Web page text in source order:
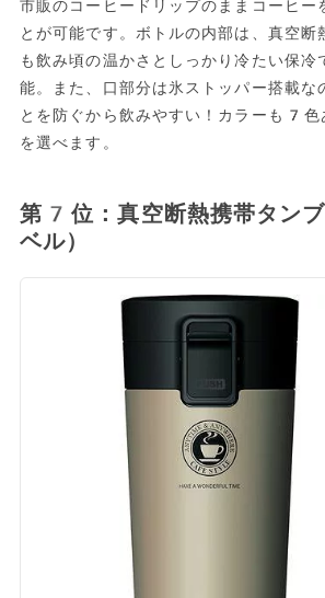
市販のコーヒードリップのままコーヒー
とが可能です。ボトルの内部は、真空断
も飲み頃の温かさとしっかり冷たい保冷
能。また、口部分は氷ストッパー搭載な
とを防ぐから飲みやすい！カラーも7色
を選べます。
第7位：真空断熱携帯タン
ベル）